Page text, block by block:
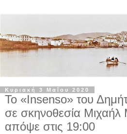
Κυριακή 3 Μαΐου 2020
Το «Insenso» του
σε σκηνοθεσία Μιχαήλ
απόψε στις 19:00